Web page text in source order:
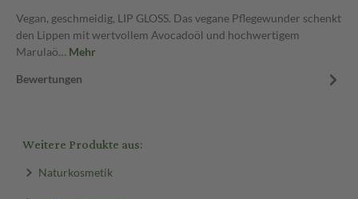
Vegan, geschmeidig, LIP GLOSS. Das vegane Pflegewunder schenkt
den Lippen mit wertvollem Avocadoöl und hochwertigem
Marulaö… Mehr
Bewertungen
Weitere Produkte aus:
Naturkosmetik